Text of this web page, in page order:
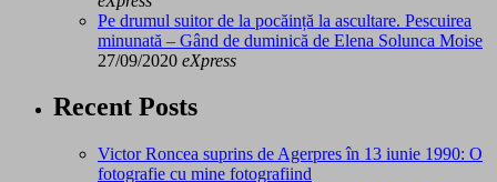
Pe drumul suitor de la pocăință la ascultare. Pescuirea
minunată – Gând de duminică de Elena Solunca Moise
27/09/2020 eXpress
Recent Posts
Victor Roncea suprins de Agerpres în 13 iunie 1990: O
fotografie cu mine fotografiind